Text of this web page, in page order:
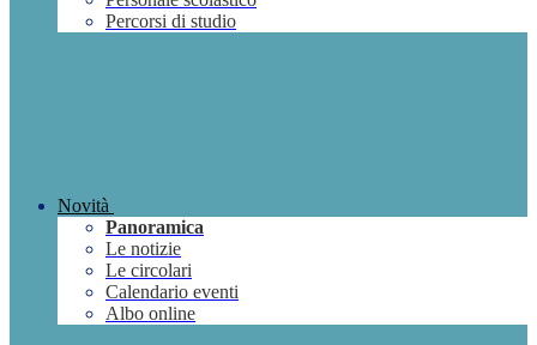
Percorsi di studio
Novità
Panoramica
Le notizie
Le circolari
Calendario eventi
Albo online